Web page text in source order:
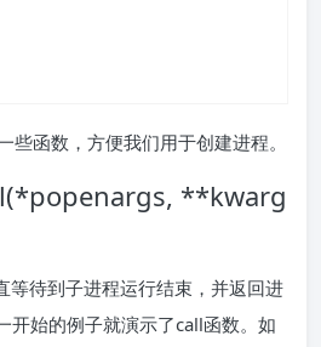
函数，方便我们用于创建进程。
**kwarg
等待到子进程运行结束，并返回进
开始的例子就演示了call函数。如